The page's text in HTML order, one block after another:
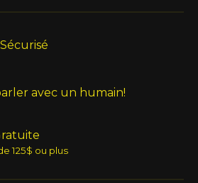
avec un humain!
125$ ou plus